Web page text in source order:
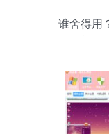
谁舍得用